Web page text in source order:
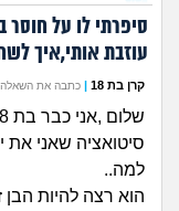
סיפרתי לו על
עוזבת אותי,איך
קרן בת 18 | כתבה את השאלה ב-09/10/24 בשעה
סיטואציה שאני את
למה..
הוא רצה להיות הבן